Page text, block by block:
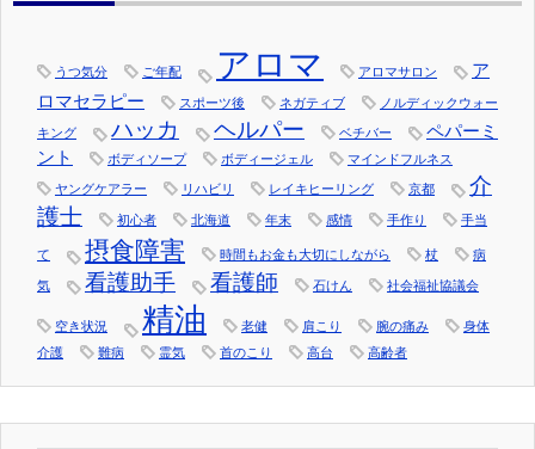
うつ気分 ご年配 アロマ アロマサロン
ア
ロマセラピー
スポーツ後 ネガティブ ノルディックウォー
キング ハッカ ヘルパー ベチバー
ペパーミ
ント
ボディソープ ボディージェル マインドフルネス
ヤングケアラー リハビリ レイキヒーリング 京都
介
護士
初心者 北海道 年末 感情 手作り 手当
て 摂食障害 時間もお金も大切にしながら 杖 病
気 看護助手 看護師 石けん 社会福祉協議会
空き状況 精油 老健 肩こり 腕の痛み
身体
介護
難病 霊気 首のこり 高台 高齢者